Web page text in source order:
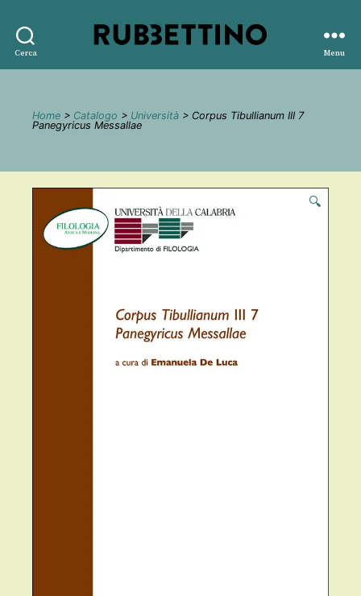
Cerca
editore
Menu
Home > Catalogo > Università > Corpus Tibullianum III 7
Panegyricus Messallae
🔍